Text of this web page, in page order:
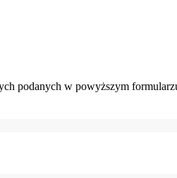
podanych w powyższym